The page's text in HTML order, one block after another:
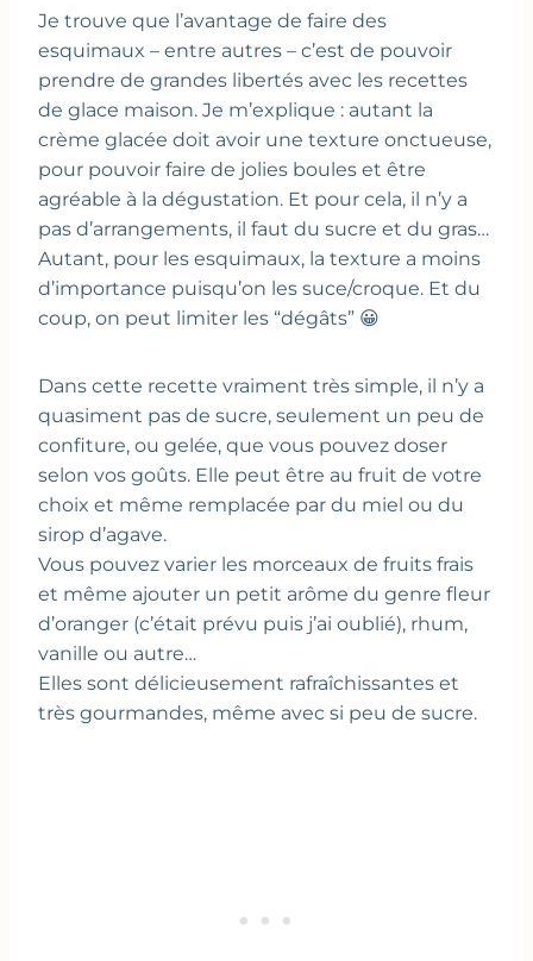
Je trouve que l’avantage de faire des
esquimaux – entre autres – c’est de pouvoir
prendre de grandes libertés avec les recettes
de glace maison. Je m’explique : autant la
crème glacée doit avoir une texture onctueuse,
pour pouvoir faire de jolies boules et être
agréable à la dégustation. Et pour cela, il n’y a
pas d’arrangements, il faut du sucre et du gras…
Autant, pour les esquimaux, la texture a moins
d’importance puisqu’on les suce/croque. Et du
coup, on peut limiter les “dégâts” 😀
Dans cette recette vraiment très simple, il n’y a
quasiment pas de sucre, seulement un peu de
confiture, ou gelée, que vous pouvez doser
selon vos goûts. Elle peut être au fruit de votre
choix et même remplacée par du miel ou du
sirop d’agave.
Vous pouvez varier les morceaux de fruits frais
et même ajouter un petit arôme du genre fleur
d’oranger (c’était prévu puis j’ai oublié), rhum,
vanille ou autre…
Elles sont délicieusement rafraîchissantes et
très gourmandes, même avec si peu de sucre.